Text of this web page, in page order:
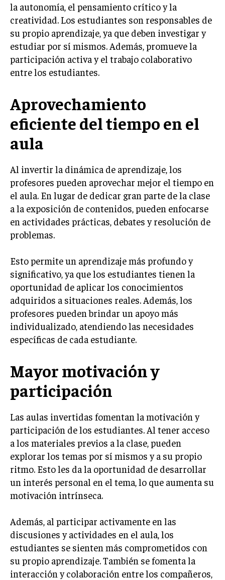
la autonomía, el pensamiento crítico y la
creatividad. Los estudiantes son responsables de
su propio aprendizaje, ya que deben investigar y
estudiar por sí mismos. Además, promueve la
participación activa y el trabajo colaborativo
entre los estudiantes.
Aprovechamiento
eficiente del tiempo en el
aula
Al invertir la dinámica de aprendizaje, los
profesores pueden aprovechar mejor el tiempo en
el aula. En lugar de dedicar gran parte de la clase
a la exposición de contenidos, pueden enfocarse
en actividades prácticas, debates y resolución de
problemas.
Esto permite un aprendizaje más profundo y
significativo, ya que los estudiantes tienen la
oportunidad de aplicar los conocimientos
adquiridos a situaciones reales. Además, los
profesores pueden brindar un apoyo más
individualizado, atendiendo las necesidades
específicas de cada estudiante.
Mayor motivación y
participación
Las aulas invertidas fomentan la motivación y
participación de los estudiantes. Al tener acceso
a los materiales previos a la clase, pueden
explorar los temas por sí mismos y a su propio
ritmo. Esto les da la oportunidad de desarrollar
un interés personal en el tema, lo que aumenta su
motivación intrínseca.
Además, al participar activamente en las
discusiones y actividades en el aula, los
estudiantes se sienten más comprometidos con
su propio aprendizaje. También se fomenta la
interacción y colaboración entre los compañeros,